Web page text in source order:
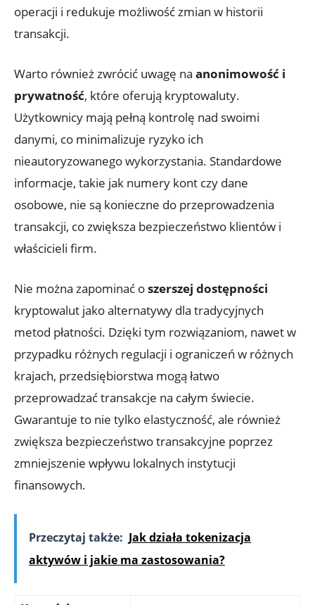
operacji i redukuje‍ możliwość‍ zmian w historii
transakcji.
Warto również‌ zwrócić‌ uwagę na anonimowość i
‍prywatność, ​które oferują⁣ kryptowaluty.
Użytkownicy‍ mają ​pełną‍ kontrolę nad swoimi
danymi, co minimalizuje ryzyko ich
nieautoryzowanego wykorzystania. Standardowe
informacje,​ takie jak⁤ numery kont czy ⁤dane⁤
osobowe, ‍nie są ‌konieczne‍ do przeprowadzenia​
transakcji, co zwiększa ​bezpieczeństwo klientów i
właścicieli firm.
Nie ⁣można zapominać⁢ o‍szerszej ​dostępności
‍kryptowalut jako alternatywy dla tradycyjnych
metod płatności. ‍Dzięki tym rozwiązaniom, nawet w
przypadku ‍różnych regulacji i ograniczeń w ‌różnych
krajach, przedsiębiorstwa mogą ⁤łatwo
przeprowadzać transakcje na całym świecie.
Gwarantuje to nie tylko ‍elastyczność,⁢ ale również
zwiększa bezpieczeństwo transakcyjne poprzez
⁣zmniejszenie ‌wpływu lokalnych instytucji
finansowych.
Przeczytaj także: Jak działa tokenizacja
aktywów i jakie ma zastosowania?